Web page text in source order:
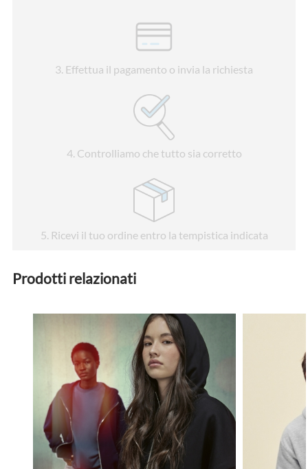
3 . Effettua il pagamento o invia la richiesta
4. Controlliamo che tutto sia corretto
5 . Ricevi il tuo ordine entro la tempistica indicata
Prodotti relazionati